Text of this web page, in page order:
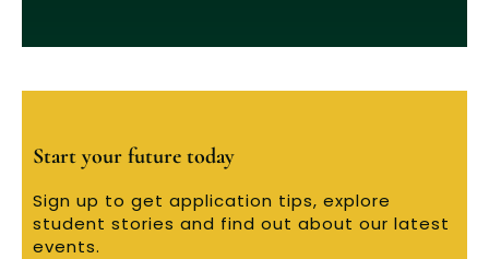
Start your future today
Sign up to get application tips, explore
student stories and find out about our latest
events.